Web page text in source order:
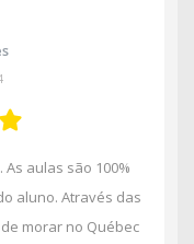
aulas são 100%
aluno. Através das
morar no Québec